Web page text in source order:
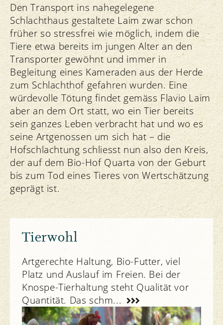
Den Transport ins nahegelegene
Schlachthaus gestaltete Laim zwar schon
früher so stressfrei wie möglich, indem die
Tiere etwa bereits im jungen Alter an den
Transporter gewöhnt und immer in
Begleitung eines Kameraden aus der Herde
zum Schlachthof gefahren wurden. Eine
würdevolle Tötung findet gemäss Flavio Laim
aber an dem Ort statt, wo ein Tier bereits
sein ganzes Leben verbracht hat und wo es
seine Artgenossen um sich hat – die
Hofschlachtung schliesst nun also den Kreis,
der auf dem Bio-Hof Quarta von der Geburt
bis zum Tod eines Tieres von Wertschätzung
geprägt ist.
Tierwohl
Artgerechte Haltung, Bio-Futter, viel
Platz und Auslauf im Freien. Bei der
Knospe-Tierhaltung steht Qualität vor
Quantität. Das schm...